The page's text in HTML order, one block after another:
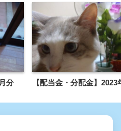
分 【配当金・分配金】2023